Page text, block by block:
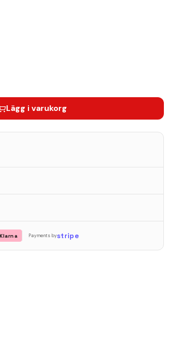
Lägg i varukorg
Klarna Payments bystripe